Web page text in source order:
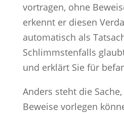
vortragen, ohne
erkennt er diesen
automatisch als
Schlimmstenfalls
und erklärt Sie für
Anders steht die
Beweise vorlegen